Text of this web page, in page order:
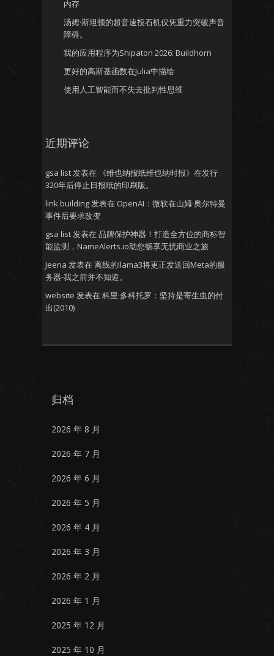
内存
汤姆·斯坦顿的超音速投石机仅凭重力突破声音
障碍。
我的应用程序为Shipaton 2026: Buildhorn
更好的高斯基函数在Julia中描绘
使用人工智能而不失去批判性思维
近期评论
gsa list发表在
《维也纳报纸维也纳时报》在发行
320年后停止日报纸的印刷版。
link building发表在 OpenAI：微软在山姆·奥尔特曼
事件后要求改变
gsa list发表在 品牌保护神器！打造全方位的商标智
能监测，NameAlerts.io助您畅享无忧商业之旅
Jeena 发表在 离线的llama3将更正发送回Meta的服
务器-我之前并不知道。
website 发表在 科里·多科托罗：坚持是寄生虫的付
出(2010)
归档
2026 年 8 月
2026 年 7 月
2026 年 6 月
2026 年 5 月
2026 年 4 月
2026 年 3 月
2026 年 2 月
2026 年 1 月
2025 年 12 月
2025 年 10 月